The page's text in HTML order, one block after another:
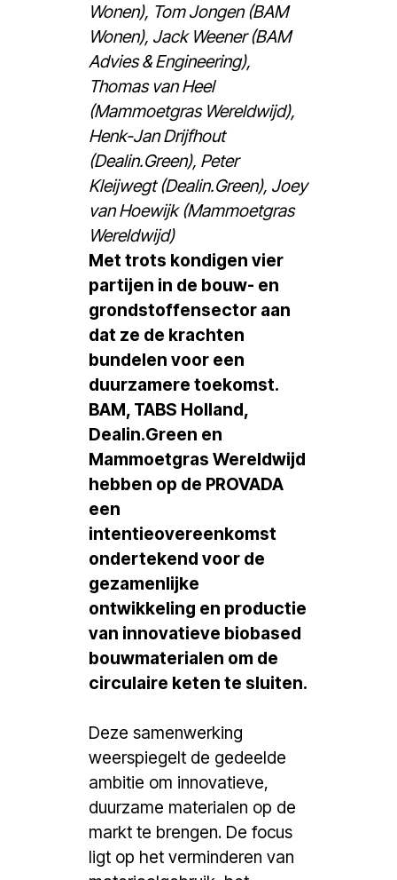
Wonen), Tom Jongen (BAM
Wonen), Jack Weener (BAM
Advies & Engineering),
Thomas van Heel
(Mammoetgras Wereldwijd),
Henk-Jan Drijfhout
(Dealin.Green), Peter
Kleijwegt (Dealin.Green), Joey
van Hoewijk (Mammoetgras
Wereldwijd)
Met trots kondigen vier
partijen in de bouw- en
grondstoffensector aan
dat ze de krachten
bundelen voor een
duurzamere toekomst.
BAM, TABS Holland,
Dealin.Green en
Mammoetgras Wereldwijd
hebben op de PROVADA
een
intentieovereenkomst
ondertekend voor de
gezamenlijke
ontwikkeling en productie
van innovatieve biobased
bouwmaterialen om de
circulaire keten te sluiten.
Deze samenwerking
weerspiegelt de gedeelde
ambitie om innovatieve,
duurzame materialen op de
markt te brengen. De focus
ligt op het verminderen van